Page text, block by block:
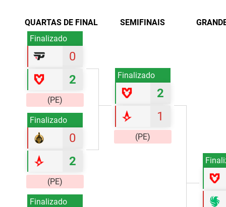
SEMIFINAIS
Finalizado
2
1
(PE)
QUARTAS DE FINAL
Finalizado
0
2
(PE)
Finalizado
0
2
(PE)
Finalizado